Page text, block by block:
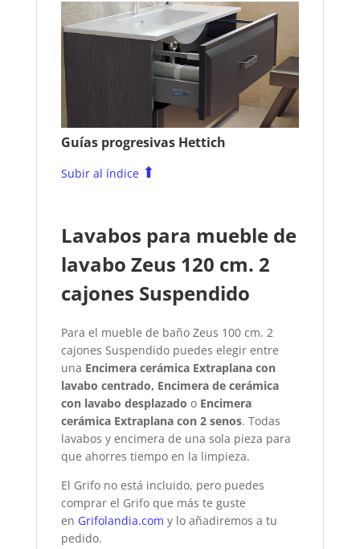
Guías progresivas Hettich
Subir al índice ⬆
Lavabos para mueble de
lavabo Zeus 120 cm. 2
cajones Suspendido
Para el mueble de baño Zeus 100 cm. 2
cajones Suspendido puedes elegir entre
una Encimera cerámica Extraplana con
lavabo centrado, Encimera de cerámica
con lavabo desplazado o Encimera
cerámica Extraplana con 2 senos. Todas
lavabos y encimera de una sola pieza para
que ahorres tiempo en la limpieza.
El Grifo no está incluido, pero puedes
comprar el Grifo que más te guste
en Grifolandia.com y lo añadiremos a tu
pedido.